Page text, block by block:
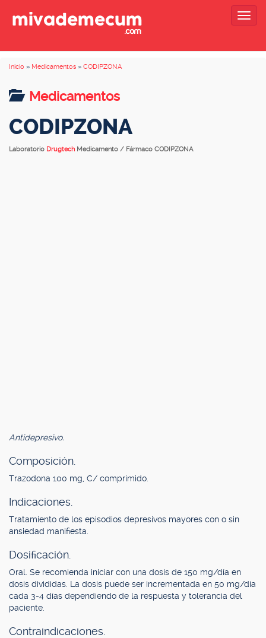
Inicio » Medicamentos » CODIPZONA
Medicamentos
CODIPZONA
Laboratorio Drugtech Medicamento / Fármaco CODIPZONA
Antidepresivo.
Composición.
Trazodona 100 mg, C/ comprimido.
Indicaciones.
Tratamiento de los episodios depresivos mayores con o sin
ansiedad manifiesta.
Dosificación.
Oral. Se recomienda iniciar con una dosis de 150 mg/día en
dosis divididas. La dosis puede ser incrementada en 50 mg/día
cada 3-4 días dependiendo de la respuesta y tolerancia del
paciente.
Contraindicaciones.